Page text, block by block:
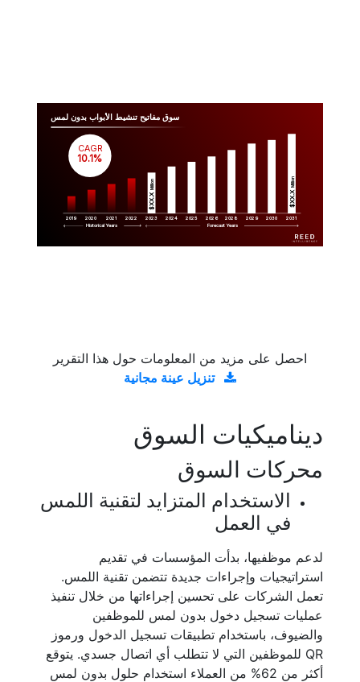
سوق مفاتيح تنشيط الأبواب بدون لمس
2019 2020 2021 2022 2023 2024 2025 2026 2028 2029 2030 2031
$XX.X
Million
$XX.X
Million
CAGR
10.1%
Historical Years Forecast Years
احصل على مزيد من المعلومات حول هذا التقرير
تنزيل عينة مجانية
ديناميكيات السوق
محركات السوق
الاستخدام المتزايد لتقنية اللمس
في العمل
لدعم موظفيها، بدأت المؤسسات في تقديم
استراتيجيات وإجراءات جديدة تتضمن تقنية اللمس.
تعمل الشركات على تحسين إجراءاتها من خلال تنفيذ
عمليات تسجيل دخول بدون لمس للموظفين
والضيوف، باستخدام تطبيقات تسجيل الدخول ورموز
QR للموظفين التي لا تتطلب أي اتصال جسدي. يتوقع
أكثر من 62% من العملاء استخدام حلول بدون لمس